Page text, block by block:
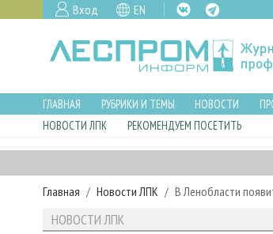
Вход EN
ГЛАВНАЯ РУБРИКИ И ТЕМЫ НОВОСТИ
НОВОСТИ ЛПК
РЕКОМЕНДУЕМ ПОСЕТИТЬ
Главная Новости ЛПК В Ленобласти
НОВОСТИ ЛПК